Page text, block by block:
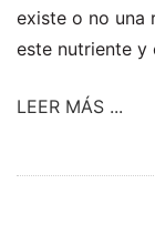
existe o no una
este nutriente y
LEER MÁS ...